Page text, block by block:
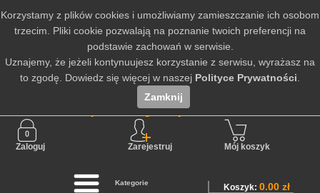
Nie jesteś zalogowany
Zaloguj Zarejestruj Mój koszyk
Kategorie Koszyk:0.00 zł
Korzystamy z plików cookies i umożliwiamy zamieszczanie ich osobom
trzecim. Pliki cookie pozwalają na poznanie twoich preferencji na
podstawie zachowań w serwisie.
Uznajemy, że jeżeli kontynuujesz korzystanie z serwisu, wyrażasz na
to zgodę. Dowiedz się więcej w naszej Polityce Prywatności
Zamknij